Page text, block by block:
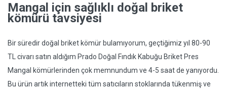
Mangal için sağlıklı doğal briket
kömürü tavsiyesi
Bir süredir doğal briket kömür bulamıyorum, geçtiğimiz yıl 80-90
TL civarı satın aldığım Prado Doğal Fındık Kabuğu Briket Pres
Mangal kömürlerinden çok memnundum ve 4-5 saat de yanıyordu.
Bu ürün artık internetteki tüm satıcıların stoklarında tükenmiş ve